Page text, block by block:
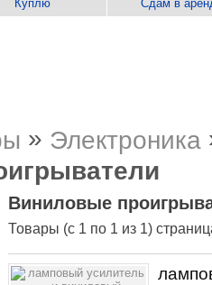
Куплю Сдам в
» Электроника
Виниловые
Товары (с 1 по 1 из 1)